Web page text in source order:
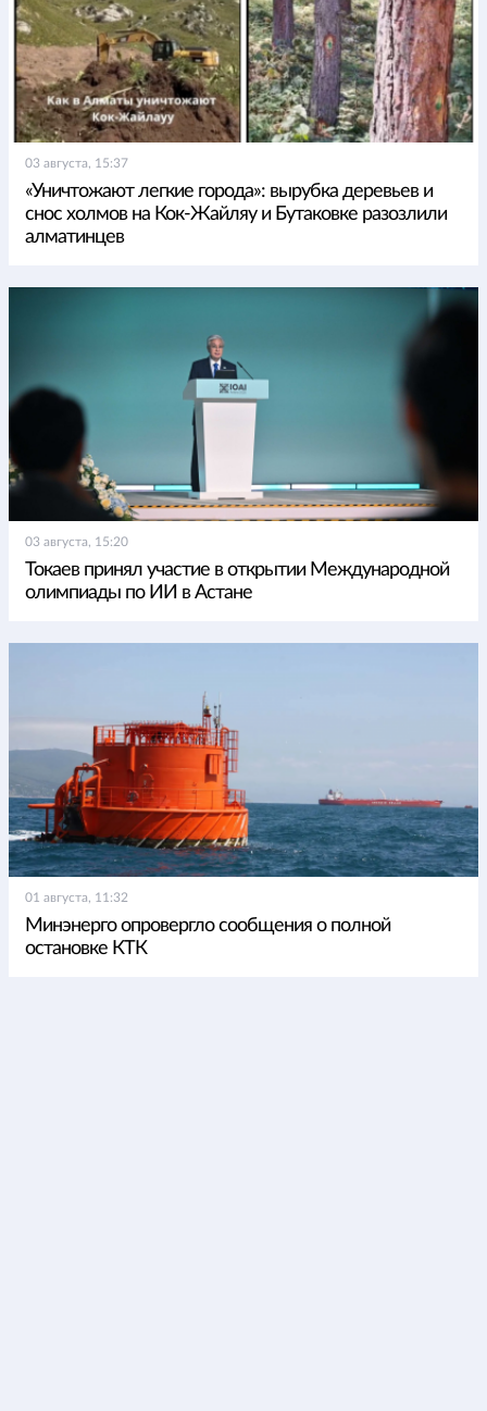
03 августа, 15:37
«Уничтожают легкие города»: вырубка деревьев и
снос холмов на Кок-Жайляу и Бутаковке разозлили
алматинцев
03 августа, 15:20
Токаев принял участие в открытии Международной
олимпиады по ИИ в Астане
01 августа, 11:32
Минэнерго опровергло сообщения о полной
остановке КТК